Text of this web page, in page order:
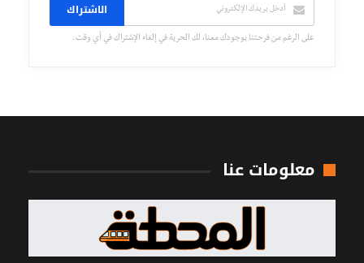
الاشتراك
على الرغم من فرحتنا بوجودك معنا، لك الحرية في إلغاء الإشتراك في أي وقت.
معلومات عنا